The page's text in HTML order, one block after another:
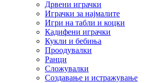
Дрвени играчки
Играчки за најмалите
Игри на табли и коцки
Кадифени играчки
Кукли и бебиња
Проодувалки
Ранци
Сложувалки
Создавање и истражување